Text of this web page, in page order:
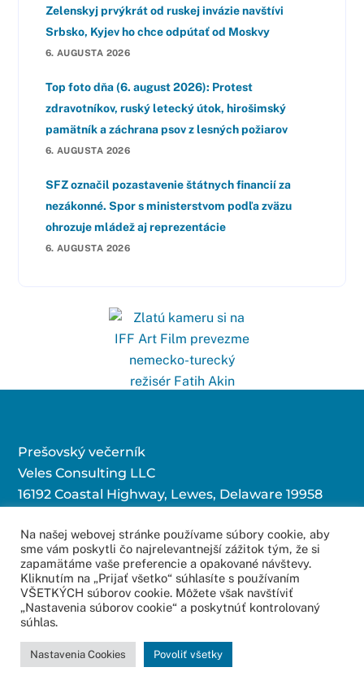
Zelenskyj prvýkrát od ruskej invázie navštívi
Srbsko, Kyjev ho chce odpútať od Moskvy
6. AUGUSTA 2026
Top foto dňa (6. august 2026): Protest
zdravotníkov, ruský letecký útok, hirošimský
pamätník a záchrana psov z lesných požiarov
6. AUGUSTA 2026
SFZ označil pozastavenie štátnych financií za
nezákonné. Spor s ministerstvom podľa zväzu
ohrozuje mládež aj reprezentácie
6. AUGUSTA 2026
Prešovský večerník
Veles Consulting LLC
16192 Coastal Highway, Lewes, Delaware 19958
Kontaktujte nás:
redakcia@povecernik.sk
© 2016 – 2022 Web Studio – Tvorba Web Stránok
Reserved.Mapa stránok
Na našej webovej stránke používame súbory cookie, aby
sme vám poskytli čo najrelevantnejší zážitok tým, že si
zapamätáme vaše preferencie a opakované návštevy.
Kliknutím na „Prijať všetko“ súhlasíte s používaním
VŠETKÝCH súborov cookie. Môžete však navštíviť
„Nastavenia súborov cookie“ a poskytnúť kontrolovaný
súhlas.
Nastavenia Cookies Povoliť všetky